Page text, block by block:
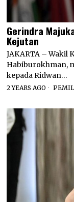
Gerindra
Kejutan
JAKARTA – Wakil
Habiburokhman,
kepada Ridwan…
2 YEARS AGO